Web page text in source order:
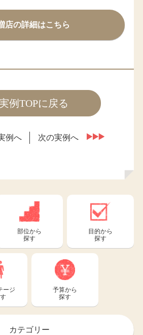
店の詳細はこちら
実例TOPに戻る
例へ 次の実例へ
部位から
探す
目的から
探す
ージ
予算から
探す
カテゴリー